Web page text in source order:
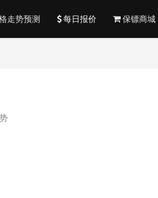
走势预测 每日报价 保镖商城